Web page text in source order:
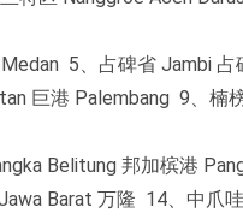
5、占碑省 Jambi
巨港 Palembang 9、楠
Belitung 邦加槟港
Barat 万隆 14、中爪